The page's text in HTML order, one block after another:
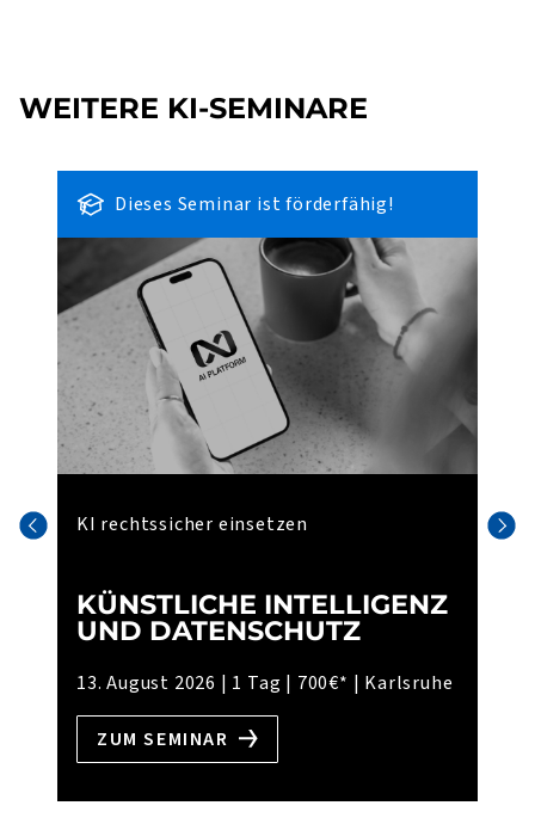
WEITERE KI-SEMINARE
Dieses Seminar ist förderfähig!
KI rechtssicher einsetzen
KÜNSTLICHE INTELLIGENZ
UND DATENSCHUTZ
13. August 2026 | 1 Tag | 700€* | Karlsruhe
ZUM SEMINAR